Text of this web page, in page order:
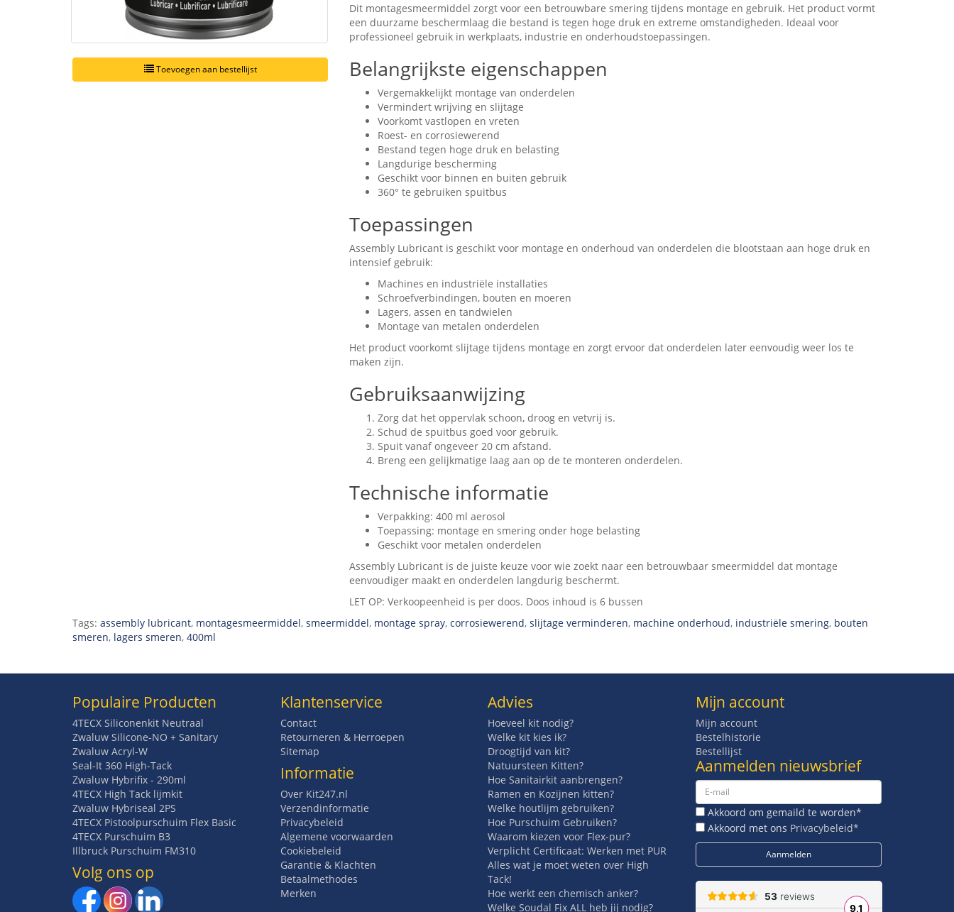
Toevoegen aan bestellijst
Dit montagesmeermiddel zorgt voor een betrouwbare smering tijdens montage en gebruik. Het product vormt
een duurzame beschermlaag die bestand is tegen hoge druk en extreme omstandigheden. Ideaal voor
professioneel gebruik in werkplaats, industrie en onderhoudstoepassingen.
Belangrijkste eigenschappen
Vergemakkelijkt montage van onderdelen
Vermindert wrijving en slijtage
Voorkomt vastlopen en vreten
Roest- en corrosiewerend
Bestand tegen hoge druk en belasting
Langdurige bescherming
Geschikt voor binnen en buiten gebruik
360° te gebruiken spuitbus
Toepassingen
Assembly Lubricant is geschikt voor montage en onderhoud van onderdelen die blootstaan aan hoge druk en
intensief gebruik:
Machines en industriële installaties
Schroefverbindingen, bouten en moeren
Lagers, assen en tandwielen
Montage van metalen onderdelen
Het product voorkomt slijtage tijdens montage en zorgt ervoor dat onderdelen later eenvoudig weer los te
maken zijn.
Gebruiksaanwijzing
Zorg dat het oppervlak schoon, droog en vetvrij is.
Schud de spuitbus goed voor gebruik.
Spuit vanaf ongeveer 20 cm afstand.
Breng een gelijkmatige laag aan op de te monteren onderdelen.
Technische informatie
Verpakking: 400 ml aerosol
Toepassing: montage en smering onder hoge belasting
Geschikt voor metalen onderdelen
Assembly Lubricant is de juiste keuze voor wie zoekt naar een betrouwbaar smeermiddel dat montage
eenvoudiger maakt en onderdelen langdurig beschermt.
LET OP: Verkoopeenheid is per doos. Doos inhoud is 6 bussen
Tags: assembly lubricant, montagesmeermiddel, smeermiddel, montage spray, corrosiewerend, slijtage verminderen, machine onderhoud, industriële smering, bouten
smeren, lagers smeren, 400ml
Populaire Producten
4TECX Siliconenkit Neutraal
Zwaluw Silicone-NO + Sanitary
Zwaluw Acryl-W
Seal-It 360 High-Tack
Zwaluw Hybrifix - 290ml
4TECX High Tack lijmkit
Zwaluw Hybriseal 2PS
4TECX Pistoolpurschuim Flex Basic
4TECX Purschuim B3
Illbruck Purschuim FM310
Volg ons op
Klantenservice
Contact
Retourneren & Herroepen
Sitemap
Informatie
Over Kit247.nl
Verzendinformatie
Privacybeleid
Algemene voorwaarden
Cookiebeleid
Garantie & Klachten
Betaalmethodes
Merken
Advies
Hoeveel kit nodig?
Welke kit kies ik?
Droogtijd van kit?
Natuursteen Kitten?
Hoe Sanitairkit aanbrengen?
Ramen en Kozijnen kitten?
Welke houtlijm gebruiken?
Hoe Purschuim Gebruiken?
Waarom kiezen voor Flex-pur?
Verplicht Certificaat: Werken met PUR
Alles wat je moet weten over High
Tack!
Hoe werkt een chemisch anker?
Welke Soudal Fix ALL heb jij nodig?
Mijn account
Mijn account
Bestelhistorie
Bestellijst
Aanmelden nieuwsbrief
Akkoord om gemaild te worden*
Akkoord met ons Privacybeleid*